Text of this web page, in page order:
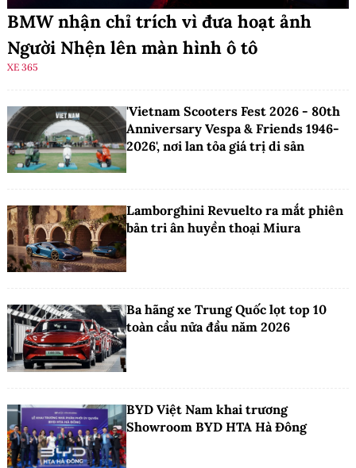
BMW nhận chỉ trích vì đưa hoạt ảnh
Người Nhện lên màn hình ô tô
XE 365
'Vietnam Scooters Fest 2026 - 80th
Anniversary Vespa & Friends 1946-
2026', nơi lan tỏa giá trị di sản
Lamborghini Revuelto ra mắt phiên
bản tri ân huyền thoại Miura
Ba hãng xe Trung Quốc lọt top 10
toàn cầu nửa đầu năm 2026
BYD Việt Nam khai trương
Showroom BYD HTA Hà Đông